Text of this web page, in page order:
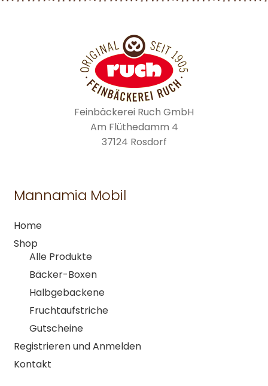
Feinbäckerei Ruch GmbH
Am Flüthedamm 4
37124 Rosdorf
Mannamia Mobil
Home
Shop
Alle Produkte
Bäcker-Boxen
Halbgebackene
Fruchtaufstriche
Gutscheine
Registrieren und Anmelden
Kontakt